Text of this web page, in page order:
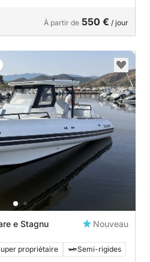
À partir de 550 € / jour
e Stagnu
Nouveau
propriétaire
Semi-rigides